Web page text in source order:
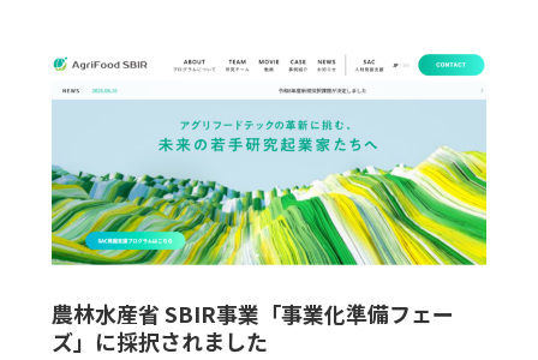
農林水産省 SBIR事業「事業化準備フェー
ズ」に採択されました